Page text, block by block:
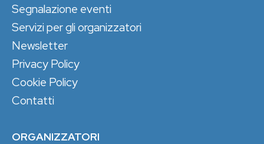
Segnalazione eventi
Servizi per gli organizzatori
Newsletter
Privacy Policy
Cookie Policy
Contatti
ORGANIZZATORI